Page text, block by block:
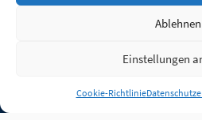
Ablehnen
Einstellungen
Cookie-Richtlinie
Anmelden
Jobs Partner